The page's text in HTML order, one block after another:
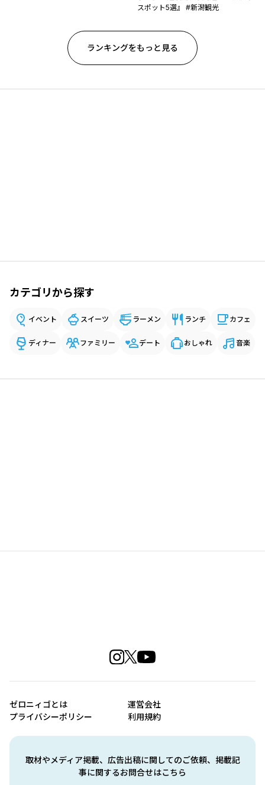
スポット5選』 #新潟観光
ランキングをもっと見る
カテゴリから探す
イベント スイーツ ラーメン ランチ カフェ
ディナー ファミリー デート おしゃれ 音楽
取材やメディア掲載、広告出稿に関してのご依頼、掲載記
事に関するお問合せはこちら
ゼロニィゴとは
運営会社
プライバシーポリシー
利用規約